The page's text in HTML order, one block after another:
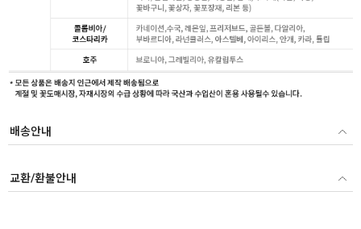
배송안내
교환/환불안내